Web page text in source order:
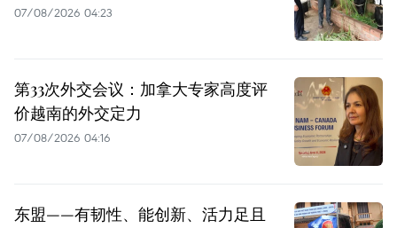
07/08/2026 04:23
第33次外交会议：加拿大专家高度评
价越南的外交定力
07/08/2026 04:16
东盟——有韧性、能创新、活力足且